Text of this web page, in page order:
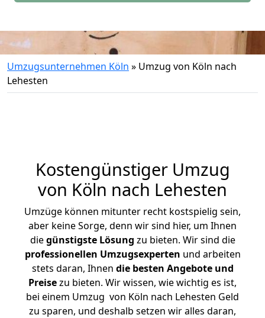
Umzugsunternehmen Köln » Umzug von Köln nach
Lehesten
Kostengünstiger Umzug
von Köln nach Lehesten
Umzüge können mitunter recht kostspielig sein,
aber keine Sorge, denn wir sind hier, um Ihnen
diegünstigste Lösung zu bieten. Wir sind die
professionellen Umzugsexperten und arbeiten
stets daran, Ihnen die besten Angebote und
Preisezu bieten. Wir wissen, wie wichtig es ist,
bei einem Umzug von Köln nach Lehesten Geld
zu sparen, und deshalb setzen wir alles daran,